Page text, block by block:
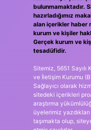
bulunmamaktadır.
hazırladığımız
alan içerikler haber
kurum ve kişiler
Gerçek kurum ve
tesadüfidir.
Sitemiz, 5651
ve İletişim Kurumu
Sağlayıcı olarak
sitedeki içerikleri
araştırma
üyelerimiz
taşımakta olup,